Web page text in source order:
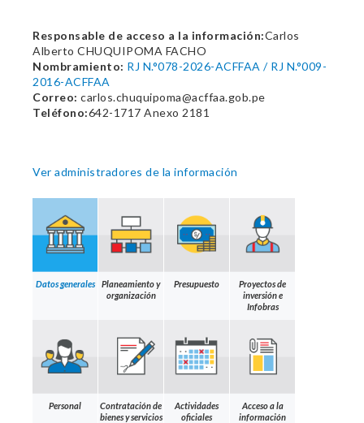
Responsable de acceso a la información:Carlos
Alberto CHUQUIPOMA FACHO
Nombramiento: RJ N.°078-2026-ACFFAA / RJ N.°009-
2016-ACFFAA
Correo: carlos.chuquipoma@acffaa.gob.pe
Teléfono:642-1717 Anexo 2181
Ver administradores de la información
Datos generales
Planeamiento y
organización
Presupuesto
Proyectos de
inversión e
Infobras
Personal
Contratación de
bienes y servicios
Actividades
oficiales
Acceso a la
información